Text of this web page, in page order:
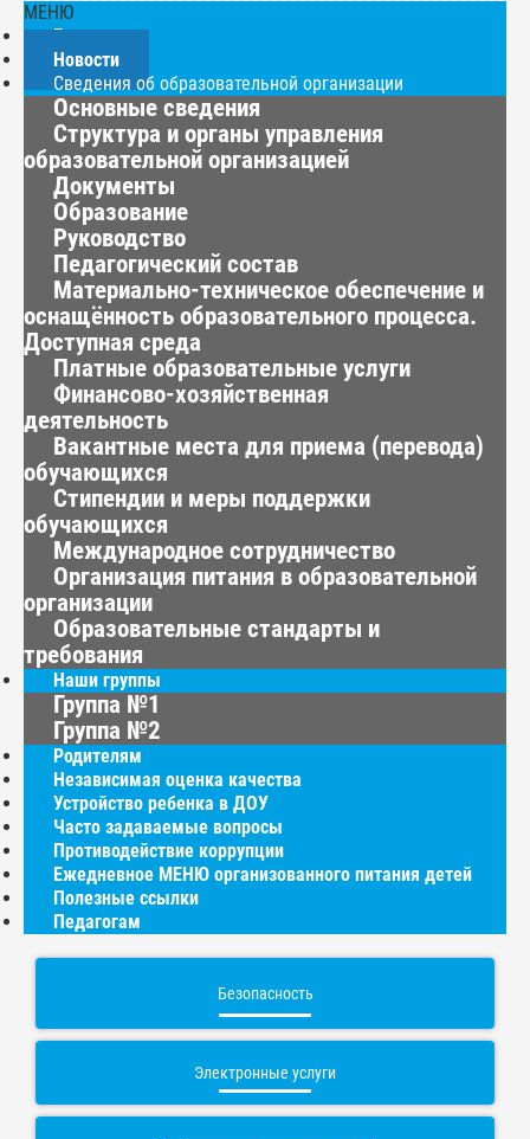
МЕНЮ
Главная
Новости
Сведения об образовательной организации
Основные сведения
Структура и органы управления
образовательной организацией
Документы
Образование
Руководство
Педагогический состав
Материально-техническое обеспечение и
оснащённость образовательного процесса.
Доступная среда
Платные образовательные услуги
Финансово-хозяйственная
деятельность
Вакантные места для приема (перевода)
обучающихся
Стипендии и меры поддержки
обучающихся
Международное сотрудничество
Организация питания в образовательной
организации
Образовательные стандарты и
требования
Наши группы
Группа №1
Группа №2
Родителям
Независимая оценка качества
Устройство ребенка в ДОУ
Часто задаваемые вопросы
Противодействие коррупции
Ежедневное МЕНЮ организованного питания детей
Полезные ссылки
Педагогам
Безопасность
Электронные услуги